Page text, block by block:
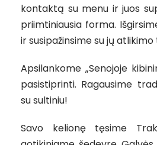
kontaktą su menu ir juos
priimtiniausia forma.
ir susipažinsime su jų
Apsilankome „Senojoje
pasistiprinti. Ragausime
su sultiniu!
Savo kelionę tęsime